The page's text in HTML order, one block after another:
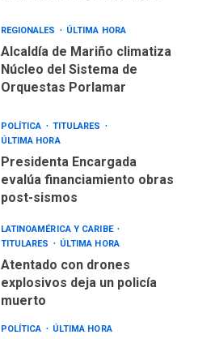
REGIONALES ÚLTIMA HORA
Alcaldía de Mariño climatiza
Núcleo del Sistema de
Orquestas Porlamar
POLÍTICA
TITULARES
ÚLTIMA HORA
Presidenta Encargada
evalúa financiamiento obras
post-sismos
LATINOAMÉRICA Y CARIBE
TITULARES
ÚLTIMA HORA
Atentado con drones
explosivos deja un policía
muerto
POLÍTICA ÚLTIMA HORA